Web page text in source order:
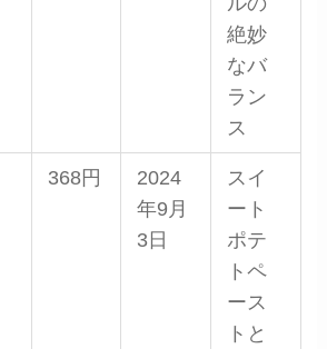
絶妙
なバ
ラン
ス
368円
2024
年9月
3日
スイ
ート
ポテ
トペ
ース
トと